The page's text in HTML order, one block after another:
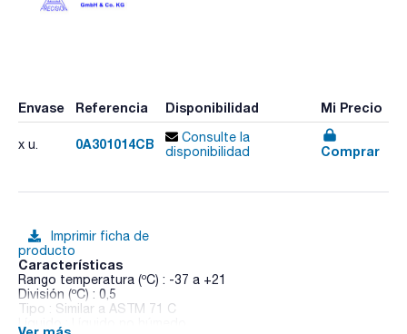
Envase Referencia Disponibilidad Mi Precio
x u. 0A301014CB
Consulte la
disponibilidad
Comprar
Imprimir ficha de
producto
Características
Rango temperatura (ºC) : -37 a +21
División (ºC) : 0,5
Tipo : Similar a ASTM 71 C